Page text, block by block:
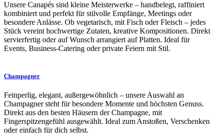
Unsere Canapés sind kleine Meisterwerke – handbelegt, raffiniert
kombiniert und perfekt für stilvolle Empfänge, Meetings oder
besondere Anlässe. Ob vegetarisch, mit Fisch oder Fleisch – jedes
Stück vereint hochwertige Zutaten, kreative Kompositionen. Direkt
servierfertig oder auf Wunsch arrangiert auf Platten. Ideal für
Events, Business-Catering oder private Feiern mit Stil.
Champagner
Feinperlig, elegant, außergewöhnlich – unsere Auswahl an
Champagner steht für besondere Momente und höchsten Genuss.
Direkt aus den besten Häusern der Champagne, mit
Fingerspitzengefühl ausgewählt. Ideal zum Anstoßen, Verschenken
oder einfach für dich selbst.